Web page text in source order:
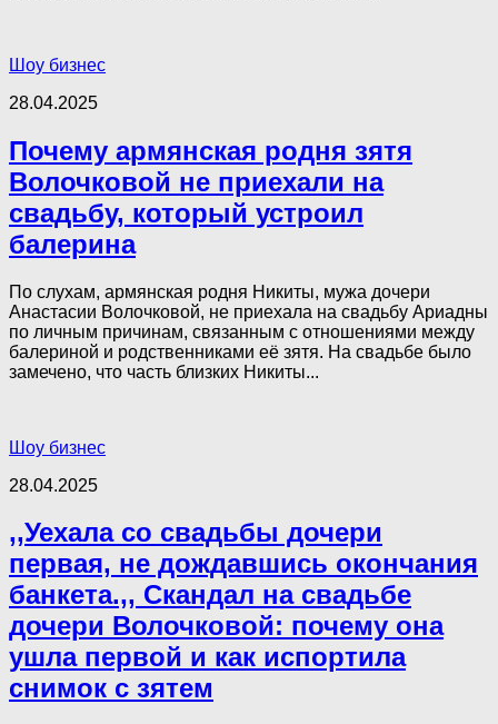
Шоу бизнес
28.04.2025
Почему армянская родня зятя
Волочковой не приехали на
свадьбу, который устроил
балерина
По слухам, армянская родня Никиты, мужа дочери
Анастасии Волочковой, не приехала на свадьбу Ариадны
по личным причинам, связанным с отношениями между
балериной и родственниками её зятя. На свадьбе было
замечено, что часть близких Никиты...
Шоу бизнес
28.04.2025
,,Уехала со свадьбы дочери
первая, не дождавшись окончания
банкета.,, Скандал на свадьбе
дочери Волочковой: почему она
ушла первой и как испортила
снимок с зятем